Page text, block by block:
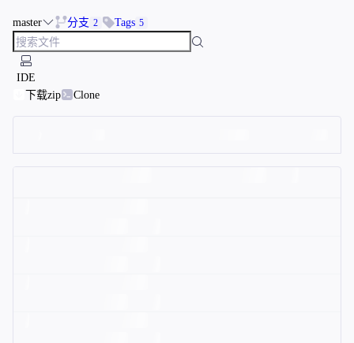
master 分支 2 Tags 5
IDE
下载zip
Clone